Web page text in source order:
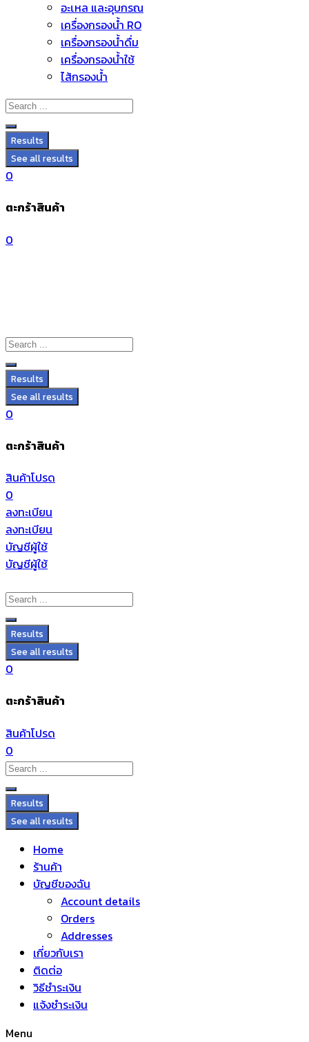
อะไหล่ และอุปกรณ์
เครื่องกรองน้ำ RO
เครื่องกรองน้ำดื่ม
เครื่องกรองน้ำใช้
ไส้กรองน้ำ
Results
See all results
0
ตะกร้าสินค้า
0
Results
See all results
0
ตะกร้าสินค้า
สินค้าโปรด
0
ลงทะเบียน
ลงทะเบียน
บัญชีผู้ใช้
บัญชีผู้ใช้
Results
See all results
0
ตะกร้าสินค้า
สินค้าโปรด
0
Results
See all results
Home
ร้านค้า
บัญชีของฉัน
Account details
Orders
Addresses
เกี่ยวกับเรา
ติดต่อ
วิธีชำระเงิน
แจ้งชำระเงิน
Menu